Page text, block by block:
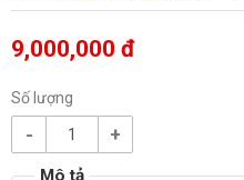
9,000,000 đ
Số lượng
- +